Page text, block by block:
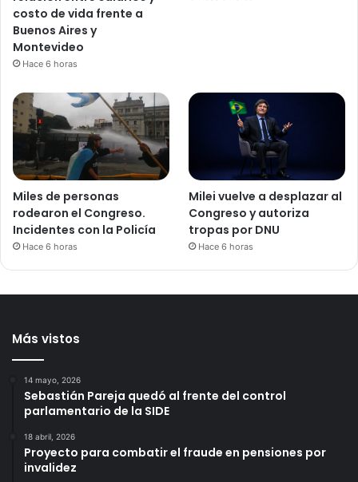
costo de vida frente a
Buenos Aires y
Montevideo
Hace 6 horas
Miles de personas
rodearon el Congreso.
Incidentes con la Policía
Hace 6 horas
Milei vuelve a desplazar al
Congreso y autoriza
tropas por DNU
Hace 6 horas
Más vistos
14 mayo, 2026
Sebastián Pareja quedó al frente del control
parlamentario de la SIDE
18 abril, 2026
Proyecto para combatir el fraude en pensiones por
invalidez